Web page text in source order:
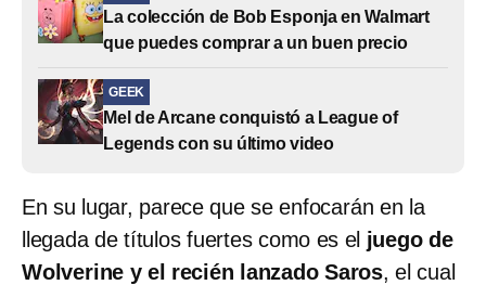
La colección de Bob Esponja en Walmart
que puedes comprar a un buen precio
GEEK
Mel de Arcane conquistó a League of
Legends con su último video
En su lugar, parece que se enfocarán en la
llegada de títulos fuertes como es el juego de
Wolverine y el recién lanzado Saros, el cual